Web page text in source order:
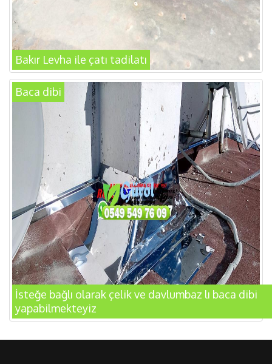
Bakır Levha ile çatı tadilatı
Baca dibi
İsteğe bağlı olarak çelik ve davlumbaz lı baca dibi
yapabilmekteyiz